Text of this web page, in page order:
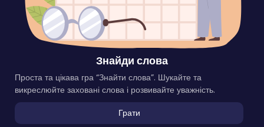
Знайди слова
Проста та цікава гра “Знайти слова”. Шукайте та
викреслюйте заховані слова і розвивайте уважність.
Грати